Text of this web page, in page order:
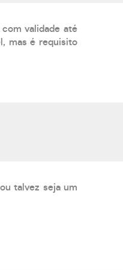
validade até
mas é requisito
talvez seja um